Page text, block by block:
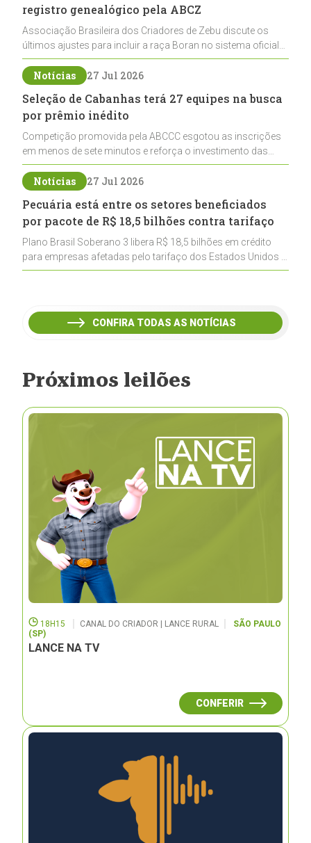
registro genealógico pela ABCZ
Associação Brasileira dos Criadores de Zebu discute os
últimos ajustes para incluir a raça Boran no sistema oficial
de registros, abrindo caminho para sua expansão na
pecuária nacional
Notícias 27 Jul 2026
Seleção de Cabanhas terá 27 equipes na busca
por prêmio inédito
Competição promovida pela ABCCC esgotou as inscrições
em menos de sete minutos e reforça o investimento das
cabanhas na seleção genética de Cavalos Crioulos voltados
ao laço
Notícias 27 Jul 2026
Pecuária está entre os setores beneficiados
por pacote de R$ 18,5 bilhões contra tarifaço
Plano Brasil Soberano 3 libera R$ 18,5 bilhões em crédito
para empresas afetadas pelo tarifaço dos Estados Unidos e
inclui a pecuária entre os setores estratégicos
CONFIRA TODAS AS NOTÍCIAS
Próximos leilões
18H15 CANAL DO CRIADOR | LANCE RURAL
SÃO PAULO
(SP)
LANCE NA TV
CONFERIR